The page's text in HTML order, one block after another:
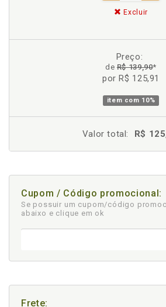
Excluir
Preço:
deR$ 139,90*
por R$ 125,91
item com 10%
Valor total: R$
Cupom / Código promocional:
Se possuir um cupom/código
abaixo e clique em ok
Frete: